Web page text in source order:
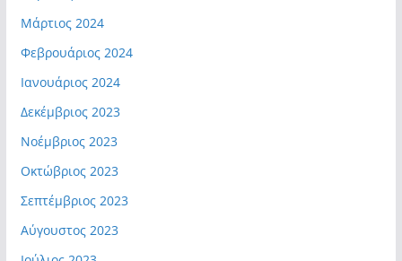
Μάρτιος 2024
Φεβρουάριος 2024
Ιανουάριος 2024
Δεκέμβριος 2023
Νοέμβριος 2023
Οκτώβριος 2023
Σεπτέμβριος 2023
Αύγουστος 2023